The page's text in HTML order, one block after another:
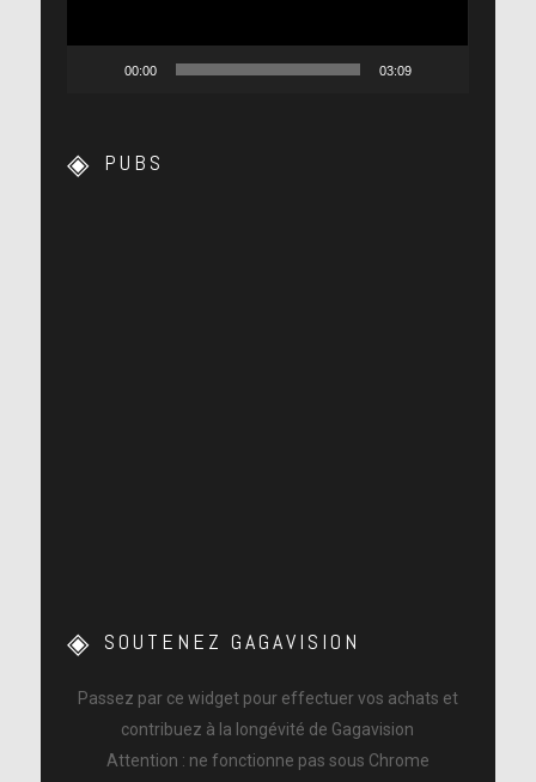
00:00 03:09
PUBS
SOUTENEZ GAGAVISION
Passez par ce widget pour effectuer vos achats et
contribuez à la longévité de Gagavision
Attention : ne fonctionne pas sous Chrome